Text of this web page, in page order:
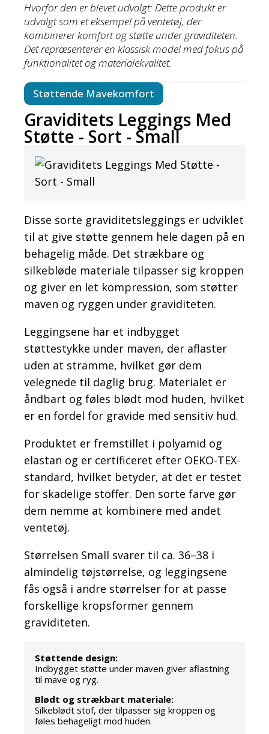
Hvorfor den er blevet udvalgt: Dette produkt er
udvalgt som et eksempel på ventetøj, der
kombinerer komfort og støtte under graviditeten.
Det repræsenterer en klassisk model med fokus på
funktionalitet og materialekvalitet.
Støttende Mavekomfort
Graviditets Leggings Med
Støtte - Sort - Small
Disse sorte graviditetsleggings er udviklet
til at give støtte gennem hele dagen på en
behagelig måde. Det strækbare og
silkebløde materiale tilpasser sig kroppen
og giver en let kompression, som støtter
maven og ryggen under graviditeten.
Leggingsene har et indbygget
støttestykke under maven, der aflaster
uden at stramme, hvilket gør dem
velegnede til daglig brug. Materialet er
åndbart og føles blødt mod huden, hvilket
er en fordel for gravide med sensitiv hud.
Produktet er fremstillet i polyamid og
elastan og er certificeret efter OEKO-TEX-
standard, hvilket betyder, at det er testet
for skadelige stoffer. Den sorte farve gør
dem nemme at kombinere med andet
ventetøj.
Størrelsen Small svarer til ca. 36–38 i
almindelig tøjstørrelse, og leggingsene
fås også i andre størrelser for at passe
forskellige kropsformer gennem
graviditeten.
Støttende design:
Indbygget støtte under maven giver aflastning
til mave og ryg.
Blødt og strækbart materiale:
Silkeblødt stof, der tilpasser sig kroppen og
føles behageligt mod huden.